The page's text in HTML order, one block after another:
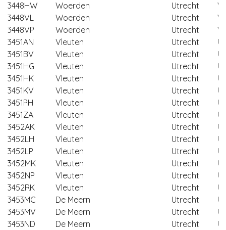
3448HW
Woerden Utrecht
3448VL
Woerden Utrecht
3448VP
Woerden Utrecht
3451AN
Vleuten Utrecht
3451BV
Vleuten Utrecht
3451HG
Vleuten Utrecht
3451HK
Vleuten Utrecht
3451KV
Vleuten Utrecht
3451PH
Vleuten Utrecht
3451ZA
Vleuten Utrecht
3452AK
Vleuten Utrecht
3452LH
Vleuten Utrecht
3452LP
Vleuten Utrecht
3452MK
Vleuten Utrecht
3452NP
Vleuten Utrecht
3452RK
Vleuten Utrecht
3453MC
De Meern Utrecht
3453MV
De Meern Utrecht
3453ND
De Meern Utrecht